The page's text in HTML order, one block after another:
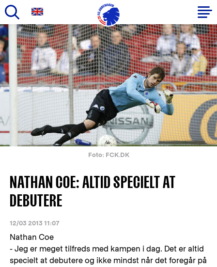
Gå
til
hovedindhold
Primær
navigation
Foto: FCK.DK
NATHAN COE: ALTID SPECIELT AT
DEBUTERE
12/03 2013 11:07
Nathan Coe
- Jeg er meget tilfreds med kampen i dag. Det er altid
specielt at debutere og ikke mindst når det foregår på